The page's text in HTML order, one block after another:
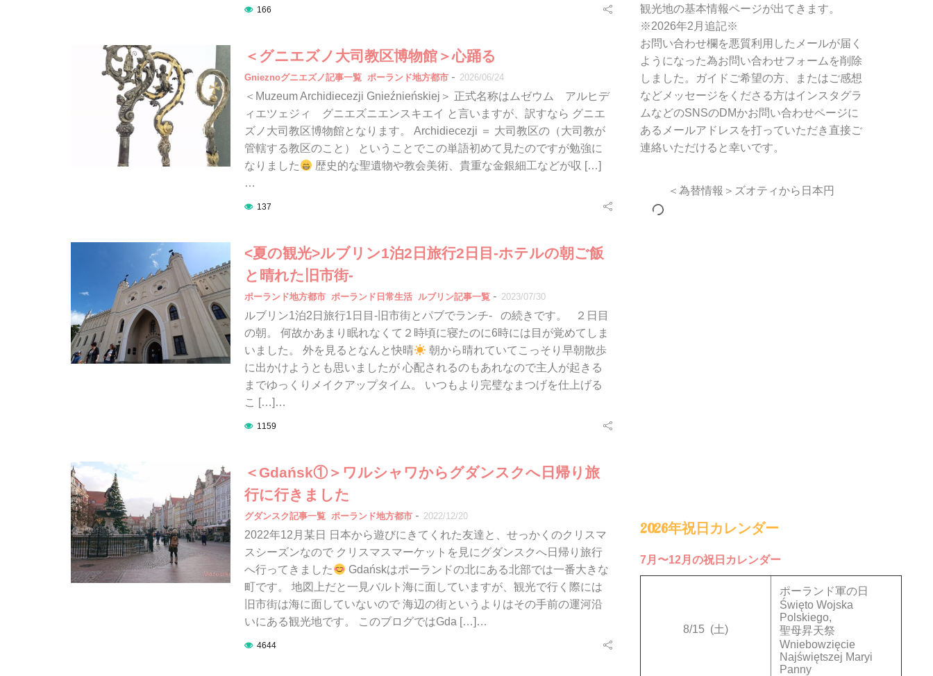
166
＜グニエズノ大司教区博物館＞心踊る
Gnieznoグニエズノ記事一覧 ポーランド地方都市 - 2026/06/24
＜Muzeum Archidiecezji Gnieźnieńskiej＞ 正式名称はムゼウム アルヒデ
ィエツェジィ グニエズニエンスキエイ と言いますが、訳すなら グニエ
ズノ大司教区博物館となります。 Archidiecezji ＝ 大司教区の（大司教が
管轄する教区のこと） ということでこの単語初めて見たのですが勉強に
なりました
歴史的な聖遺物や教会美術、貴重な金銀細工などが収 […]
…
137
<夏の観光>ルブリン1泊2日旅行2日目-ホテルの朝ご飯
と晴れた旧市街-
ポーランド地方都市 ポーランド日常生活 ルブリン記事一覧 - 2023/07/30
ルブリン1泊2日旅行1日目-旧市街とパブでランチ- の続きです。 ２日目
の朝。 何故かあまり眠れなくて２時頃に寝たのに6時には目が覚めてしま
いました。 外を見るとなんと快晴
朝から晴れていてこっそり早朝散歩
に出かけようとも思いましたが 心配されるのもあれなので主人が起きる
までゆっくりメイクアップタイム。 いつもより完璧なまつげを仕上げる
こ […]…
1159
＜Gdańsk①＞ワルシャワからグダンスクへ日帰り旅
行に行きました
グダンスク記事一覧 ポーランド地方都市 - 2022/12/20
2022年12月某日 日本から遊びにきてくれた友達と、せっかくのクリスマ
スシーズンなので クリスマスマーケットを見にグダンスクへ日帰り旅行
へ行ってきました
Gdańskはポーランドの北にある北部では一番大きな
町です。 地図上だと一見バルト海に面していますが、観光で行く際には
旧市街は海に面していないので 海辺の街というよりはその手前の運河沿
いにある観光地です。 このブログではGda […]…
4644
観光地の基本情報ページが出てきます。
※2026年2月追記※
お問い合わせ欄を悪質利用したメールが届く
ようになった為お問い合わせフォームを削除
しました。ガイドご希望の方、またはご感想
などメッセージをくださる方はインスタグラ
ムなどのSNSのDMかお問い合わせページに
あるメールアドレスを打っていただき直接ご
連絡いただけると幸いです。
＜為替情報＞ズオティから日本円
2026年祝日カレンダー
7月〜12月の祝日カレンダー
8/15 (土)
ポーランド軍の日
Święto Wojska
Polskiego,
聖母昇天祭
Wniebowzięcie
Najświętszej Maryi
Panny